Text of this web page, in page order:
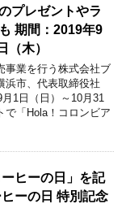
プレゼントやラ
期間：2019年9
（木）
事業を行う株式会社ブ
浜市、代表取締役社
1日（日）～10月31
で「Hola！コロンビア
ヒーの日」を記
ーの日 特別記念